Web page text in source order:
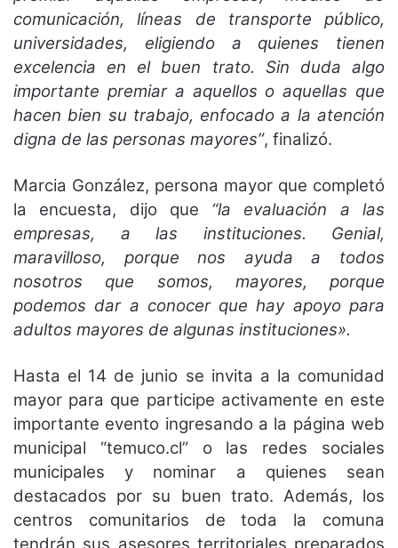
comunicación, líneas de transporte público,
universidades, eligiendo a quienes tienen
excelencia en el buen trato. Sin duda algo
importante premiar a aquellos o aquellas que
hacen bien su trabajo, enfocado a la atención
digna de las personas mayores”, finalizó.
Marcia González, persona mayor que completó
la encuesta, dijo que “la evaluación a las
empresas, a las instituciones. Genial,
maravilloso, porque nos ayuda a todos
nosotros que somos, mayores, porque
podemos dar a conocer que hay apoyo para
adultos mayores de algunas instituciones».
Hasta el 14 de junio se invita a la comunidad
mayor para que participe activamente en este
importante evento ingresando a la página web
municipal “temuco.cl” o las redes sociales
municipales y nominar a quienes sean
destacados por su buen trato. Además, los
centros comunitarios de toda la comuna
tendrán sus asesores territoriales preparados